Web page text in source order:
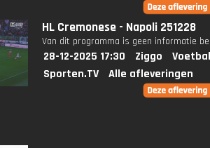
HL Cremonese - Napoli 251228
Van dit programma is geen informatie
28-12-2025 17:30 Ziggo
Sporten.TV
Alle afleveringen